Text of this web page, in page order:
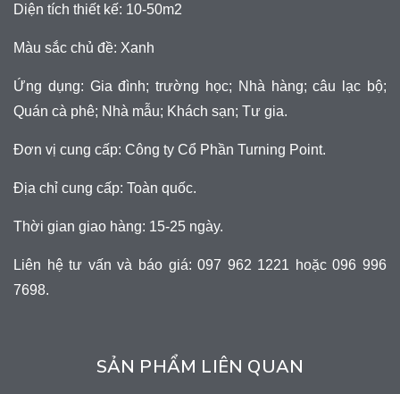
Diện tích thiết kế: 10-50m2
Màu sắc chủ đề: Xanh
Ứng dụng: Gia đình; trường học; Nhà hàng; câu lạc bộ;
Quán cà phê; Nhà mẫu; Khách sạn; Tư gia.
Đơn vị cung cấp: Công ty Cổ Phần Turning Point.
Địa chỉ cung cấp: Toàn quốc.
Thời gian giao hàng: 15-25 ngày.
Liên hệ tư vấn và báo giá: 097 962 1221 hoặc 096 996
7698.
SẢN PHẨM LIÊN QUAN